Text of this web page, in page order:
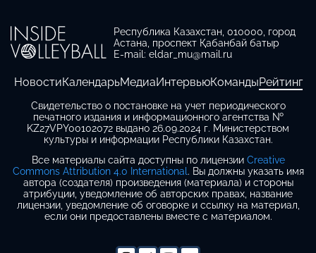
Республика Казахстан, 010000, город
Астана, проспект Қабанбай батыр
E-mail: eldar_mu@mail.ru
НовостиКалендарьМедиаИнтервьюКомандыРейтинг
Свидетельство о постановке на учет периодического
печатного издания и информационного агентства №
KZ27VPY00102072 выдано 26.09.2024 г. Министерством
культуры и информации Республики Казахстан.
Все материалы сайта доступны по лицензии Creative
Commons Attribution 4.0 International. Вы должны указать имя
автора (создателя) произведения (материала) и стороны
атрибуции, уведомление об авторских правах, название
лицензии, уведомление об оговорке и ссылку на материал,
если они предоставлены вместе с материалом.